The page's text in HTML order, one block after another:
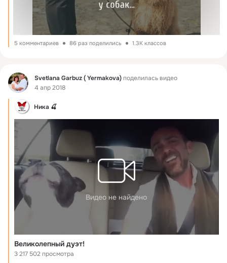
5 комментариев 86 раз поделились 1.3K классов
Фид Svetlana Garbuz ( Yermakova)поделилась видео
4 апр 2018
ㅤНика 🍒
Видео не найдено
Великолепный дуэт!
3 217 502 просмотра